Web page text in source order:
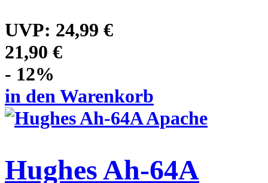
UVP: 24,99 €
21,90 €
- 12%
in den Warenkorb
Hughes Ah-64A